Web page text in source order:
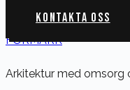
KONTAKTA OSS
FORMARK
Arkitektur med omsorg